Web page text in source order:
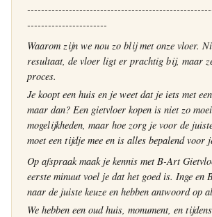
-----------------------
Waarom zijn we nou zo blij met onze vloer.
resultaat, de vloer ligt er prachtig bij, maar
proces.
Je koopt een huis en je weet dat je iets met
maar dan? Een gietvloer kopen is niet zo
mogelijkheden, maar hoe zorg je voor de
moet een tijdje mee en is alles bepalend voor
Op afspraak maak je kennis met B-Art
eerste minuut voel je dat het goed is. Inge en
naar de juiste keuze en hebben antwoord op
We hebben een oud huis, monument, en